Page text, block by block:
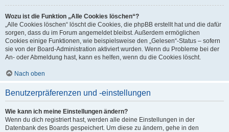
Wozu ist die Funktion „Alle Cookies löschen“?
„Alle Cookies löschen“ löscht die Cookies, die phpBB erstellt hat und die dafür
sorgen, dass du im Forum angemeldet bleibst. Außerdem ermöglichen
Cookies einige Funktionen, wie beispielsweise den „Gelesen“-Status – sofern
sie von der Board-Administration aktiviert wurden. Wenn du Probleme bei der
An- oder Abmeldung hast, kann es helfen, wenn du die Cookies löscht.
Nach oben
Benutzerpräferenzen und -einstellungen
Wie kann ich meine Einstellungen ändern?
Wenn du dich registriert hast, werden alle deine Einstellungen in der
Datenbank des Boards gespeichert. Um diese zu ändern, gehe in den